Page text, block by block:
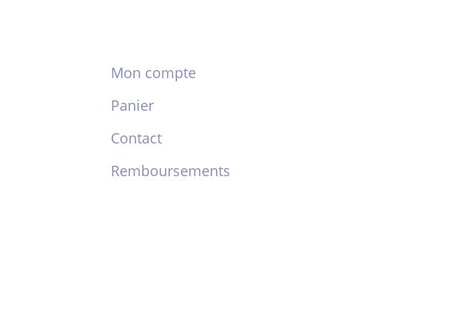
Mon compte
Panier
Contact
Remboursements